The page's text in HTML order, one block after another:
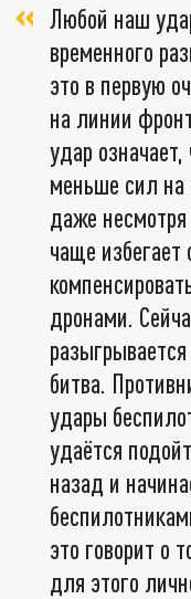
Любой наш
временного
это в первую
на линии
удар
меньше сил на
даже несмотря
чаще избегает
дронами.
битва.
удары
удаётся
назад и
это говорит о
для этого